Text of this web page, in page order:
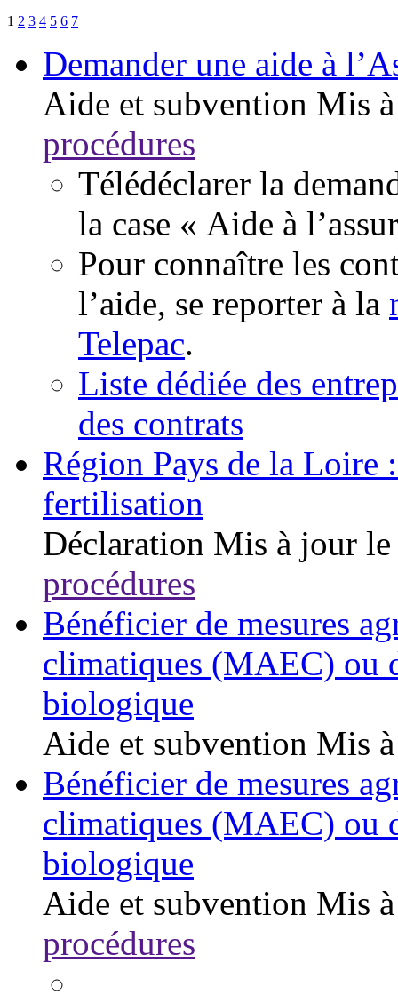
1 2 3 4 5 6 7
Demander une aide à
Aide et subvention Mis
procédures
Télédéclarer la
la case « Aide à
Pour connaître les
l’aide, se reporter à la
Telepac.
Liste dédiée des
des contrats
Région Pays de la Loire
fertilisation
Déclaration Mis à jour
procédures
Bénéficier de mesures
climatiques (MAEC) ou
biologique
Aide et subvention Mis
Bénéficier de mesures
climatiques (MAEC) ou
biologique
Aide et subvention Mis
procédures